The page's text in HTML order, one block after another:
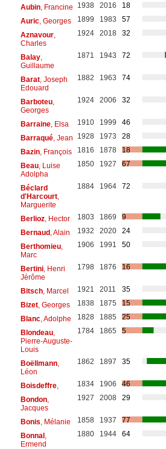
Aubin, Francine 1938 2016
18
Auric, Georges 1899 1983
57
Aznavour,
Charles
1924 2018 32
Balay,
Guillaume
1871 1943 72
Barat, Joseph
Edouard
1882 1963 74
Barboteu,
Georges
1924 2006 32
Barraine, Elsa 1910 1999
46
Barraqué, Jean 1928 1973
28
Bazin, François 1816 1878
18
Beau, Luise
Adolpha
1850 1927 67
Béclard
d'Harcourt,
Marguerite
1884 1964 72
Berlioz, Hector 1803 1869
9
Bernaud, Alain 1932 2020
24
Berthomieu,
Marc
1906 1991 50
Bertini, Henri
Jérôme
1798 1876 16
Bitsch, Marcel 1921 2011
35
Bizet, Georges 1838 1875
15
Blanc, Adolphe 1828 1885
25
Blondeau,
Pierre-Auguste-
Louis
1784 1865 5
Boëllmann,
Léon
1862 1897 35
Boisdeffre, 1834 1906
46
Bondon,
Jacques
1927 2008 29
Bonis , Mélanie 1858 1937
77
Bonnal,
Ermend
1880 1944 64